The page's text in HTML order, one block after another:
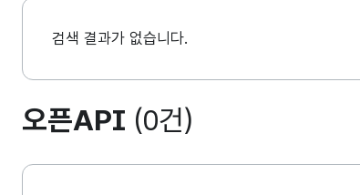
검색 결과가 없습니다.
오픈API (0건)